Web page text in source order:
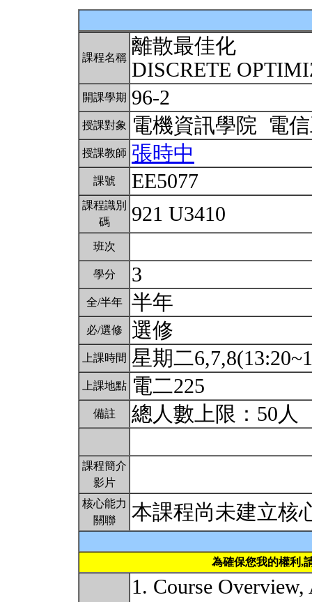
課程名稱 離散最佳化
DISCRETE
開課學期 96-2
授課對象 電機資訊學院 電
授課教師 張時中
課號 EE5077
課程識別
碼
921 U3410
班次
學分 3
全/半年 半年
必/選修 選修
上課時間 星期二
上課地點 電二225
備註 總人數上限：50人
課程簡介
影片
核心能力
關聯
本課程尚未建立核
為確保您我的權利,
1. Course